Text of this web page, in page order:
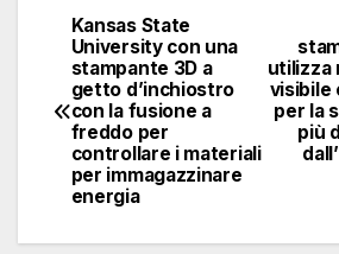
Navigazione
articoli
utilizza
visibile
per la
più
Kansas State
University con una
stampante 3D a
getto d’inchiostro
con la fusione a
freddo per
controllare i materiali
per immagazzinare
energia